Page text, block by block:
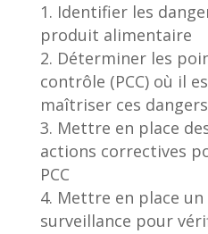
Identifier les
produit alimentaire
Déterminer les
contrôle (PCC) où il
maîtriser ces dangers
Mettre en place
actions correctives
PCC
Mettre en place un
surveillance pour